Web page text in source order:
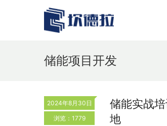
储能项目开发
2024年8月30日
浏览：1779
储能实战
地